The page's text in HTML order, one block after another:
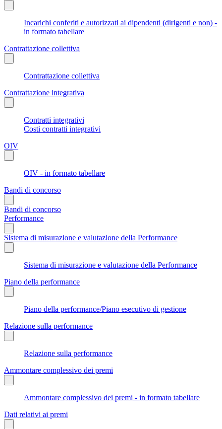
Incarichi conferiti e autorizzati ai dipendenti (dirigenti e non) -
in formato tabellare
Contrattazione collettiva
Contrattazione collettiva
Contrattazione integrativa
Contratti integrativi
Costi contratti integrativi
OIV
OIV - in formato tabellare
Bandi di concorso
Bandi di concorso
Performance
Sistema di misurazione e valutazione della Performance
Sistema di misurazione e valutazione della Performance
Piano della performance
Piano della performance/Piano esecutivo di gestione
Relazione sulla performance
Relazione sulla performance
Ammontare complessivo dei premi
Ammontare complessivo dei premi - in formato tabellare
Dati relativi ai premi